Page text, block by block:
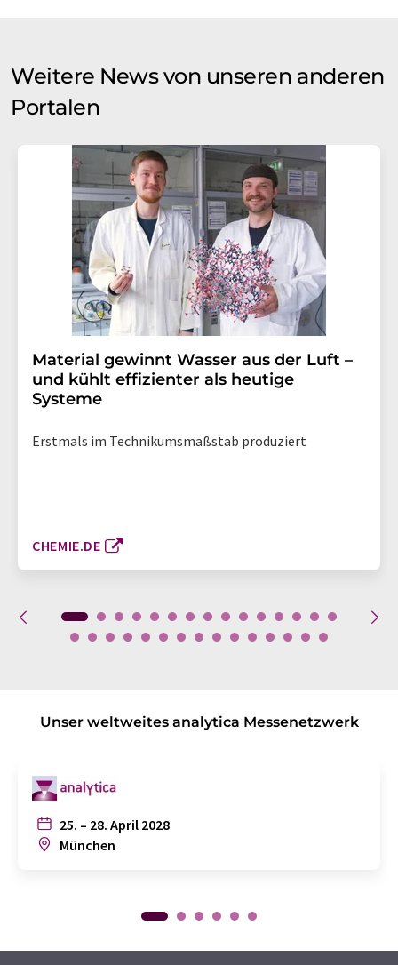
Weitere News von unseren anderen
Portalen
Material gewinnt Wasser aus der Luft –
und kühlt effizienter als heutige
Systeme
Erstmals im Technikumsmaßstab produziert
CHEMIE.DE
Unser weltweites analytica Messenetzwerk
25. – 28. April 2028
München